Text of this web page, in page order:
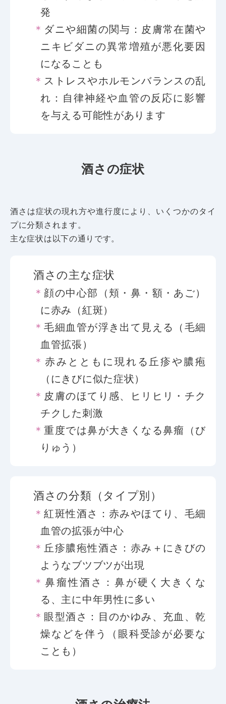
発
ダニや細菌の関与：皮膚常在菌や
ニキビダニの異常増殖が悪化要因
になることも
ストレスやホルモンバランスの乱
れ：自律神経や血管の反応に影響
を与える可能性があります
酒さの症状
酒さは症状の現れ方や進行度により、いくつかのタイ
プに分類されます。
主な症状は以下の通りです。
酒さの主な症状
顔の中心部（頬・鼻・額・あご）
に赤み（紅斑）
毛細血管が浮き出て見える（毛細
血管拡張）
赤みとともに現れる丘疹や膿疱
（にきびに似た症状）
皮膚のほてり感、ヒリヒリ・チク
チクした刺激
重度では鼻が大きくなる鼻瘤（び
りゅう）
酒さの分類（タイプ別）
紅斑性酒さ：赤みやほてり、毛細
血管の拡張が中心
丘疹膿疱性酒さ：赤み＋にきびの
ようなブツブツが出現
鼻瘤性酒さ：鼻が硬く大きくな
る、主に中年男性に多い
眼型酒さ：目のかゆみ、充血、乾
燥などを伴う（眼科受診が必要な
ことも）